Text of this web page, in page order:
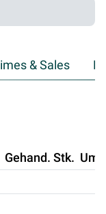
& Sales
Gehand. Stk.